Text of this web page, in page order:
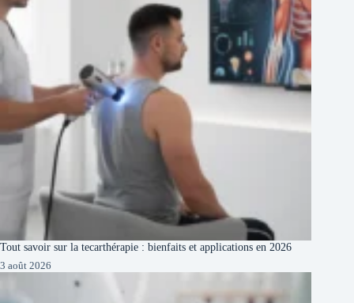
Tout savoir sur la tecarthérapie : bienfaits et applications en 2026
3 août 2026